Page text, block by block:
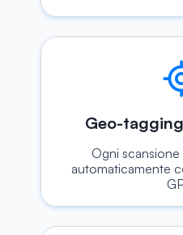
Geo-
Ogni scansione
automaticamente